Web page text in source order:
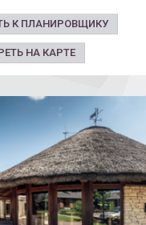
К ПЛАНИРОВЩИКУ
НА КАРТЕ